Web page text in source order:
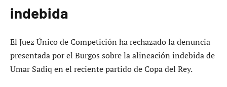
indebida
El Juez Único de Competición ha rechazado la denuncia
presentada por el Burgos sobre la alineación indebida de
Umar Sadiq en el reciente partido de Copa del Rey.